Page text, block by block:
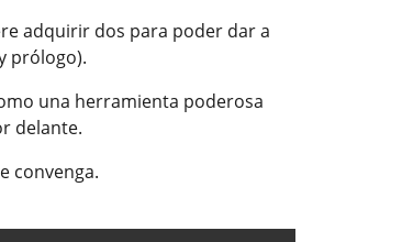
adquirir dos para poder dar a
prólogo).
una herramienta poderosa
delante.
convenga.